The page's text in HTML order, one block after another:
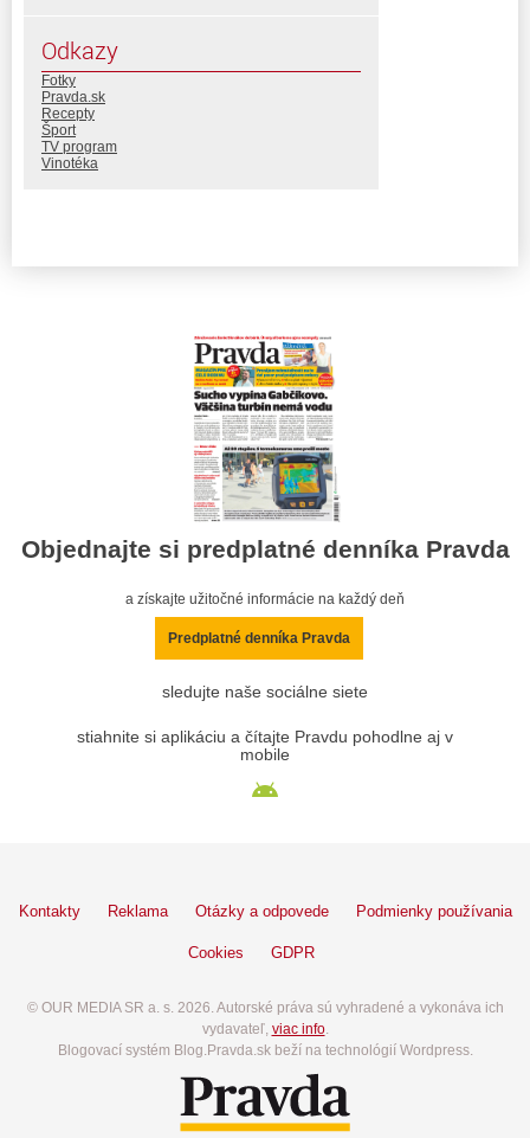
Odkazy
Fotky
Pravda.sk
Recepty
Šport
TV program
Vinotéka
Objednajte si predplatné denníka Pravda
a získajte užitočné informácie na každý deň
Predplatné denníka Pravda
sledujte naše sociálne siete
stiahnite si aplikáciu a čítajte Pravdu pohodlne aj v
mobile
Kontakty Reklama Otázky a odpovede Podmienky používania
Cookies GDPR
© OUR MEDIA SR a. s. 2026. Autorské práva sú vyhradené a vykonáva ich
vydavateľ, viac info.
Blogovací systém Blog.Pravda.sk beží na technológií Wordpress.